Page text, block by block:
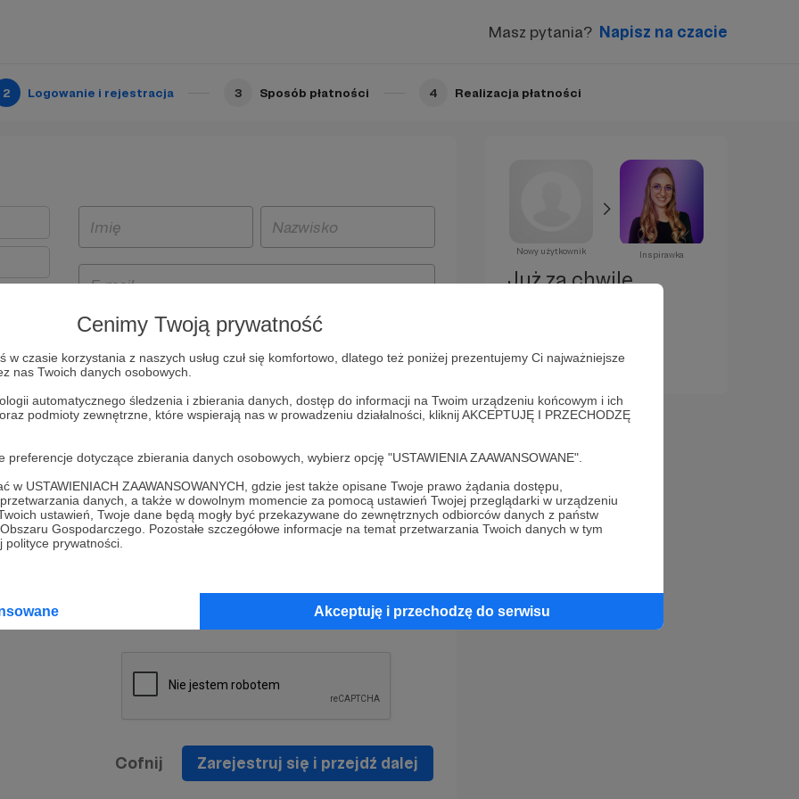
Cenimy Twoją prywatność
w czasie korzystania z naszych usług czuł się komfortowo, dlatego też poniżej prezentujemy Ci najważniejsze
nas Twoich danych osobowych.
automatycznego śledzenia i zbierania danych, dostęp do informacji na Twoim urządzeniu końcowym i ich
podmioty zewnętrzne, które wspierają nas w prowadzeniu działalności, kliknij AKCEPTUJĘ I PRZECHODZĘ
dotyczące zbierania danych osobowych, wybierz opcję "USTAWIENIA ZAAWANSOWANE".
w USTAWIENIACH ZAAWANSOWANYCH, gdzie jest także opisane Twoje prawo żądania dostępu,
danych, a także w dowolnym momencie za pomocą ustawień Twojej przeglądarki w urządzeniu
ustawień, Twoje dane będą mogły być przekazywane do zewnętrznych odbiorców danych z państw
Gospodarczego. Pozostałe szczegółowe informacje na temat przetwarzania Twoich danych w tym
prywatności.
Akceptuję i przechodzę do serwisu
Masz pytania? Napisz na czacie
2 Logowanie i rejestracja 3 Sposób płatności 4 Realizacja płatności
i
będą
z
prawo
na
Politykę Prywatności
* Wyrażam zgodę na przetwarzanie moich danych
osobowych podanych w formularzu rejestracyjnym w celu
prawidłowego świadczenia usług serwisu Patronite.
informacji handlowych - newslettera. Opcja ta może zostać
Cofnij Zarejestruj się i przejdź dalej
Nowy użytkownik Inspirawka
Już za chwilę